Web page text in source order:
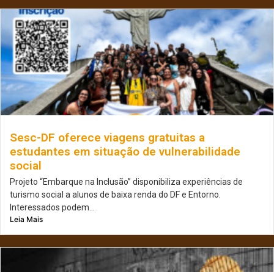
Sesc-DF oferece viagens gratuitas a
estudantes em situação de vulnerabilidade
social
Projeto “Embarque na Inclusão” disponibiliza experiências de
turismo social a alunos de baixa renda do DF e Entorno.
Interessados podem...
Leia Mais